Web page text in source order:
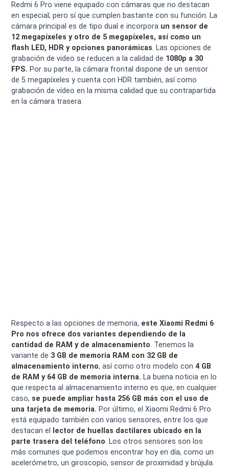
Redmi 6 Pro viene equipado con cámaras que no destacan
en especial; pero sí que cumplen bastante con su función. La
cámara principal es de tipo dual e incorpora un sensor de
12 megapíxeles y otro de 5 megapíxeles, así como un
flash LED, HDR y opciones panorámicas. Las opciones de
grabación de video se reducen a la calidad de 1080p a 30
FPS. Por su parte, la cámara frontal dispone de un sensor
de 5 megapíxeles y cuenta con HDR también, así como
grabación de vídeo en la misma calidad que su contrapartida
en la cámara trasera.
Respecto a las opciones de memoria, este Xiaomi Redmi 6
Pro nos ofrece dos variantes dependiendo de la
cantidad de RAM y de almacenamiento. Tenemos la
variante de 3 GB de memoria RAM con 32 GB de
almacenamiento interno, así como otro modelo con 4 GB
de RAM y 64 GB de memoria interna. La buena noticia en lo
que respecta al almacenamiento interno es que, en cualquier
caso, se puede ampliar hasta 256 GB más con el uso de
una tarjeta de memoria. Por último, el Xiaomi Redmi 6 Pro
está equipado también con varios sensores, entre los que
destacan el
lector de huellas dactilares ubicado en la
parte trasera del teléfono. Los otros sensores son los
más comunes que podemos encontrar hoy en día, como un
acelerómetro, un giroscopio, sensor de proximidad y brújula.